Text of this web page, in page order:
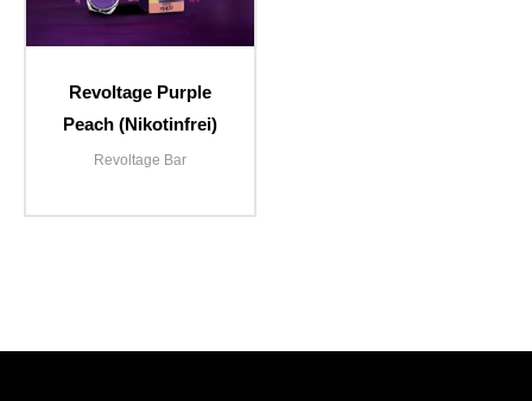
Revoltage Purple
Peach (Nikotinfrei)
Revoltage Bar